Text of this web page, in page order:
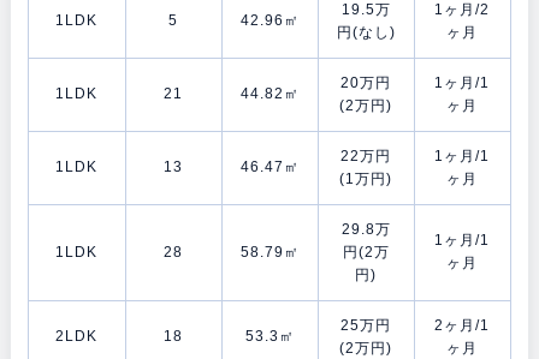
1LDK 5 42.96㎡
19.5万
円(なし)
1ヶ月/2
ヶ月
1LDK 21 44.82㎡
20万円
(2万円)
1ヶ月/1
ヶ月
1LDK 13 46.47㎡
22万円
(1万円)
1ヶ月/1
ヶ月
1LDK 28 58.79㎡
29.8万
円(2万
円)
1ヶ月/1
ヶ月
2LDK 18 53.3㎡
25万円
(2万円)
2ヶ月/1
ヶ月